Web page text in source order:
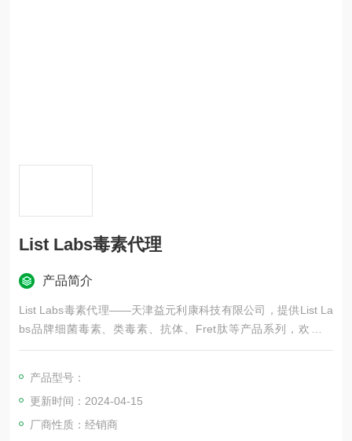
List Labs毒素代理
产品简介
List Labs毒素代理——天津益元利康科技有限公司，提供List La
bs品牌细菌毒素、类毒素、抗体、Fret肽等产品系列，欢迎咨
询！
产品型号：
更新时间：2024-04-15
厂商性质：经销商